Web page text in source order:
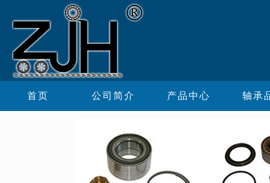
首页 公司简介 产品中心 轴承